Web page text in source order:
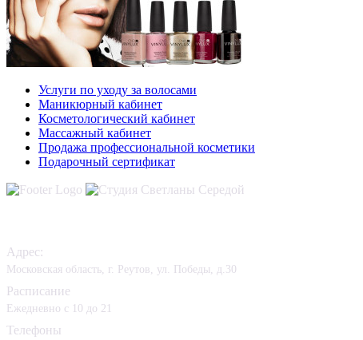
Услуги по уходу за волосами
Маникюрный кабинет
Косметологический кабинет
Массажный кабинет
Продажа профессиональной косметики
Подарочный сертификат
Адрес:
Московская область, г. Реутов, ул. Победы, д.30
Расписание
Ежедневно с 10 до 21
Телефоны